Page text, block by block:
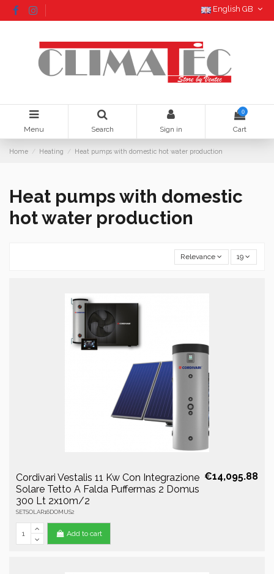
English GB
Menu Search Sign in
0
Cart
Home Heating Heat pumps with domestic hot water production
Heat pumps with domestic
hot water production
Relevance 19
Cordivari Vestalis 11 Kw Con Integrazione
Solare Tetto A Falda Puffermas 2 Domus
300 Lt 2x10m/2
SETSOLAR16DOMUS2
€14,095.88
Add to cart